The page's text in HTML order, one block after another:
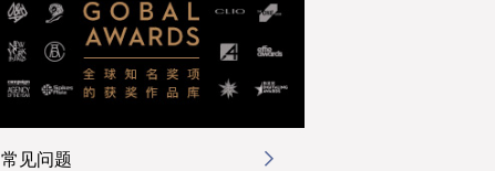
常见问题